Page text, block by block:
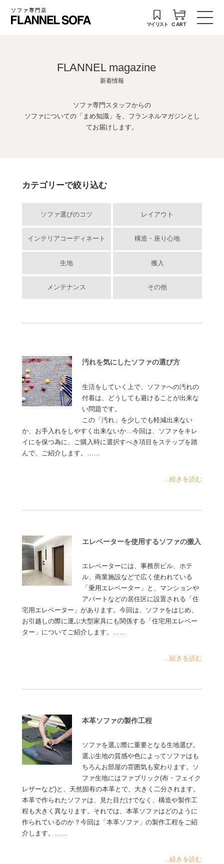
ソファ専門店
マイリスト CART
FLANNEL magazine
新着情報
ソファ専門スタッフからの
ソファについての「まめ知識」を、フランネルマガジンとし
てお届けします。
カテゴリーで絞り込む
ソファ選びのコツ レイアウト
インテリアコーディネート 構造・座り心地
生地 搬入
メンテナンス その他
汚れを気にしたソファの選び方
生活をしていく上で、ソファへの汚れの
付着は、どうしても避けることが出来な
い問題です。
この「汚れ」を少しでも軽減出来ない
か、お手入れをしやすく出来ないか…今回は、ソファをキレ
イにを保つ為に、ご購入時に選択すべき項目をステップを踏
んで、ご紹介します。……
...続きを読む
エレベーターを使用するソファの搬入
エレベーターには、事務所ビル、ホテ
ル、商業施設などで広く使われている
「乗用エレベーター」と、マンションや
アパートなどの居住区に設置される「住
宅用エレベーター」があります。今回は、ソファをはじめ、
お引越しの際に運ぶ大型家具にも関係する「住宅用エレベー
ター」についてご紹介します。……
...続きを読む
本革ソファの製作工程
ソファを選ぶ際に重要となる生地選び。
選ぶ生地の質感や色によってソファはも
ちろんお部屋の雰囲気も変わります。ソ
ファ生地にはファブリック(布・フェイク
レザーなど)と、天然固有の本革とで、大きく二分されます。
本革で作られたソファは、見た目だけでなく、構造や製作工
程も大きく異なります。それでは、本革ソファはどのように
作られているのか？今回は「本革ソファ」の製作工程をご紹
介します。……
...続きを読む